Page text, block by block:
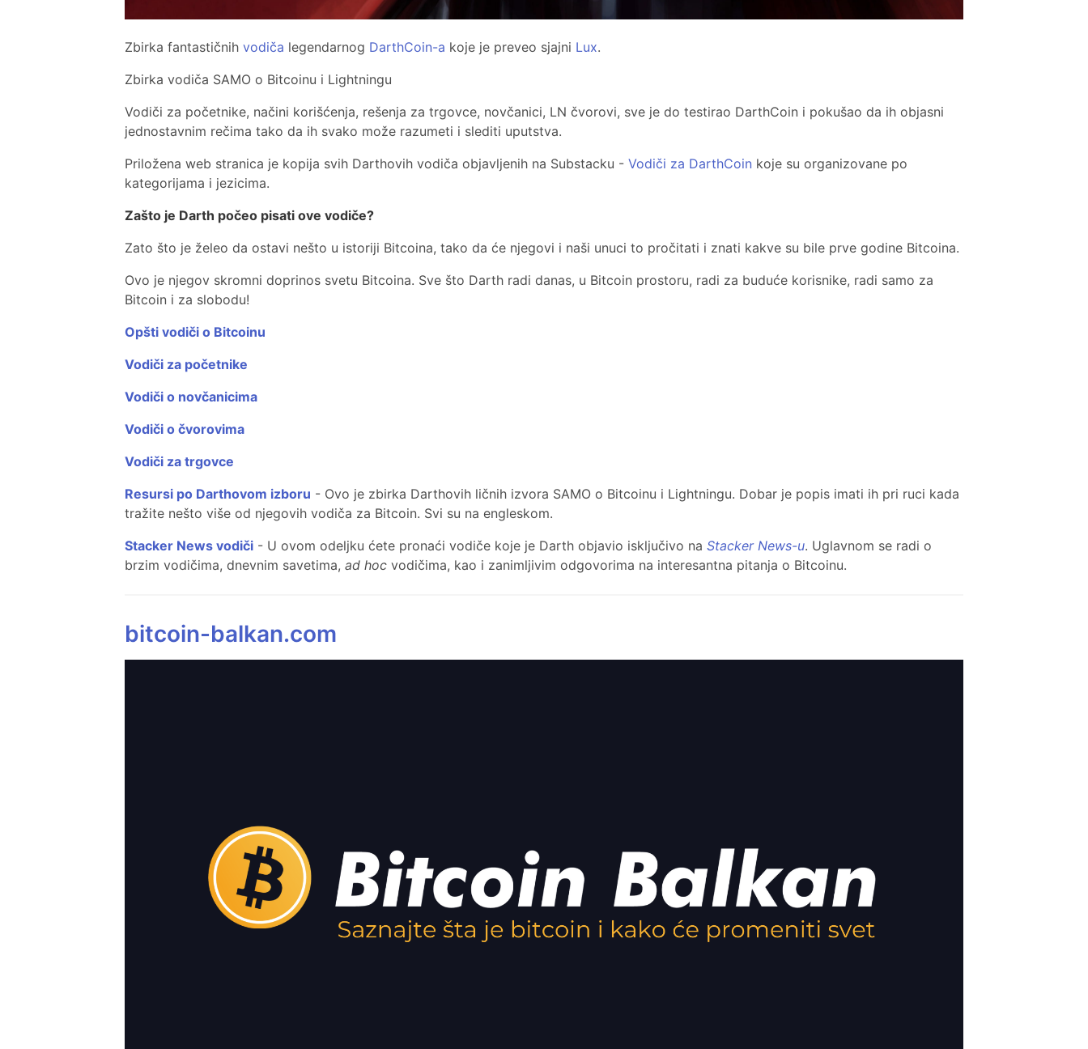
Zbirka fantastičnih vodiča legendarnog DarthCoin-a koje je preveo sjajni Lux.
Zbirka vodiča SAMO o Bitcoinu i Lightningu
Vodiči za početnike, načini korišćenja, rešenja za trgovce, novčanici, LN čvorovi, sve je do testirao DarthCoin i pokušao da ih objasni
jednostavnim rečima tako da ih svako može razumeti i slediti uputstva.
Priložena web stranica je kopija svih Darthovih vodiča objavljenih na Substacku - Vodiči za DarthCoin koje su organizovane po
kategorijama i jezicima.
Zašto je Darth počeo pisati ove vodiče?
Zato što je želeo da ostavi nešto u istoriji Bitcoina, tako da će njegovi i naši unuci to pročitati i znati kakve su bile prve godine Bitcoina.
Ovo je njegov skromni doprinos svetu Bitcoina. Sve što Darth radi danas, u Bitcoin prostoru, radi za buduće korisnike, radi samo za
Bitcoin i za slobodu!
Opšti vodiči o Bitcoinu
Vodiči za početnike
Vodiči o novčanicima
Vodiči o čvorovima
Vodiči za trgovce
Resursi po Darthovom izboru - Ovo je zbirka Darthovih ličnih izvora SAMO o Bitcoinu i Lightningu. Dobar je popis imati ih pri ruci kada
tražite nešto više od njegovih vodiča za Bitcoin. Svi su na engleskom.
Stacker News vodiči- U ovom odeljku ćete pronaći vodiče koje je Darth objavio isključivo na Stacker News-u. Uglavnom se radi o
brzim vodičima, dnevnim savetima, ad hocvodičima, kao i zanimljivim odgovorima na interesantna pitanja o Bitcoinu.
bitcoin-balkan.com